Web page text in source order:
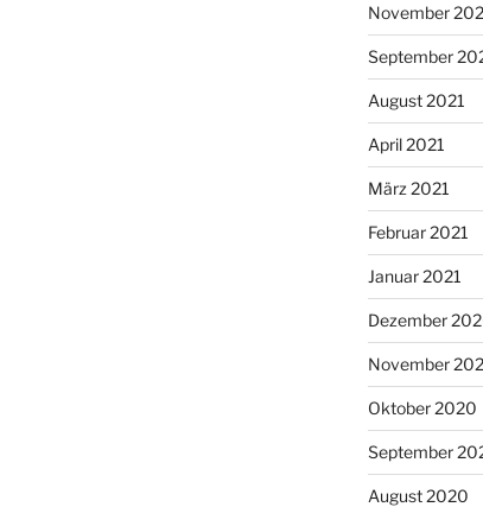
November
September
August 2021
April 2021
März 2021
Februar 2021
Januar 2021
Dezember
November
Oktober 2020
September
August 2020